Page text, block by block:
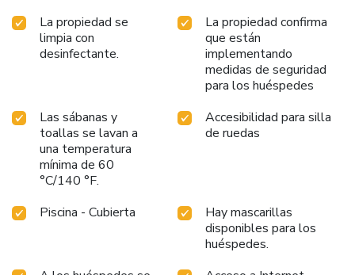
La propiedad se
limpia con
desinfectante.
La propiedad confirma
que están
implementando
medidas de seguridad
para los huéspedes
Las sábanas y
toallas se lavan a
una temperatura
mínima de 60
°C/140 °F.
Accesibilidad para silla
de ruedas
Piscina - Cubierta
Hay mascarillas
disponibles para los
huéspedes.